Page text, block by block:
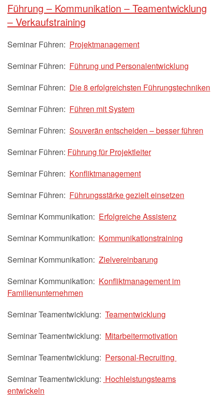
Führung – Kommunikation – Teamentwicklung
– Verkaufstraining
Seminar Führen: Projektmanagement
Seminar Führen: Führung und Personalentwicklung
Seminar Führen: Die 8 erfolgreichsten Führungstechniken
Seminar Führen: Führen mit System
Seminar Führen: Souverän entscheiden – besser führen
Seminar Führen: Führung für Projektleiter
Seminar Führen: Konfliktmanagement
Seminar Führen: Führungsstärke gezielt einsetzen
Seminar Kommunikation: Erfolgreiche Assistenz
Seminar Kommunikation: Kommunikationstraining
Seminar Kommunikation: Zielvereinbarung
Seminar Kommunikation: Konfliktmanagement im
Familienunternehmen
Seminar Teamentwicklung: Teamentwicklung
Seminar Teamentwicklung: Mitarbeitermotivation
Seminar Teamentwicklung: Personal-Recruiting
Seminar Teamentwicklung: Hochleistungsteams
entwickeln